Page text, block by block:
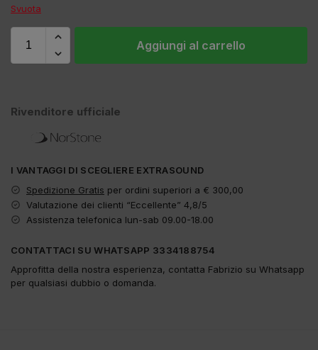
Svuota
Aggiungi al carrello
Rivenditore ufficiale
I VANTAGGI DI SCEGLIERE EXTRASOUND
Spedizione Gratis per ordini superiori a € 300,00
Valutazione dei clienti “Eccellente” 4,8/5
Assistenza telefonica lun-sab 09.00-18.00
CONTATTACI SU WHATSAPP 3334188754
Approfitta della nostra esperienza, contatta Fabrizio su Whatsapp
per qualsiasi dubbio o domanda.